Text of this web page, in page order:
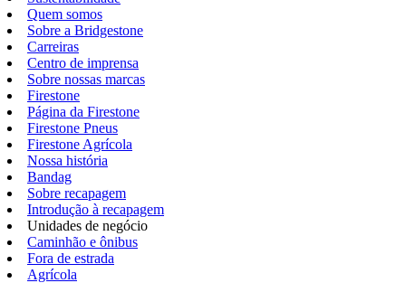
Quem somos
Sobre a Bridgestone
Carreiras
Centro de imprensa
Sobre nossas marcas
Firestone
Página da Firestone
Firestone Pneus
Firestone Agrícola
Nossa história
Bandag
Sobre recapagem
Introdução à recapagem
Unidades de negócio
Caminhão e ônibus
Fora de estrada
Agrícola